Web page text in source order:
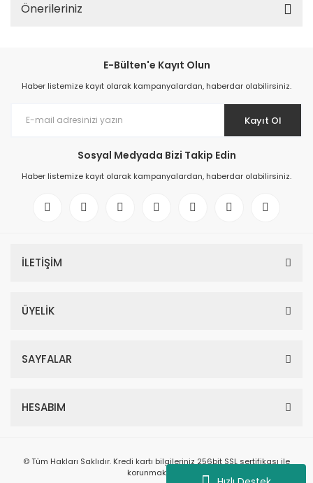
Önerileriniz
E-Bülten'e Kayıt Olun
Haber listemize kayıt olarak kampanyalardan, haberdar olabilirsiniz.
Kayıt Ol
Sosyal Medyada Bizi Takip Edin
Haber listemize kayıt olarak kampanyalardan, haberdar olabilirsiniz.
İLETİŞİM
ÜYELİK
SAYFALAR
HESABIM
© Tüm Hakları Saklıdır. Kredi kartı bilgileriniz 256bit SSL sertifikası ile
korunmaktadır.